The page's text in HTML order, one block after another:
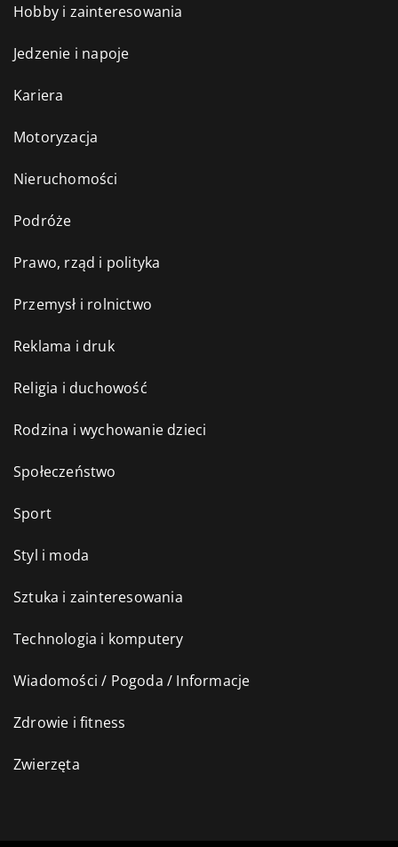
Hobby i zainteresowania
Jedzenie i napoje
Kariera
Motoryzacja
Nieruchomości
Podróże
Prawo, rząd i polityka
Przemysł i rolnictwo
Reklama i druk
Religia i duchowość
Rodzina i wychowanie dzieci
Społeczeństwo
Sport
Styl i moda
Sztuka i zainteresowania
Technologia i komputery
Wiadomości / Pogoda / Informacje
Zdrowie i fitness
Zwierzęta